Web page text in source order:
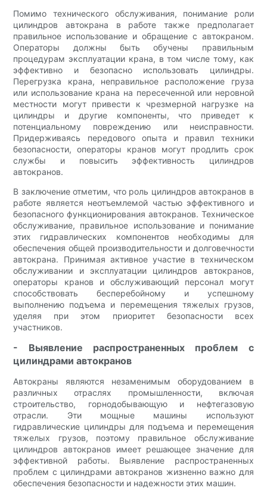
Помимо технического обслуживания, понимание роли
цилиндров автокрана в работе также предполагает
правильное использование и обращение с автокраном.
Операторы должны быть обучены правильным
процедурам эксплуатации крана, в том числе тому, как
эффективно и безопасно использовать цилиндры.
Перегрузка крана, неправильное расположение груза
или использование крана на пересеченной или неровной
местности могут привести к чрезмерной нагрузке на
цилиндры и другие компоненты, что приведет к
потенциальному повреждению или неисправности.
Придерживаясь передового опыта и правил техники
безопасности, операторы кранов могут продлить срок
службы и повысить эффективность цилиндров
автокранов.
В заключение отметим, что роль цилиндров автокранов в
работе является неотъемлемой частью эффективного и
безопасного функционирования автокранов. Техническое
обслуживание, правильное использование и понимание
этих гидравлических компонентов необходимы для
обеспечения общей производительности и долговечности
автокрана. Принимая активное участие в техническом
обслуживании и эксплуатации цилиндров автокранов,
операторы кранов и обслуживающий персонал могут
способствовать бесперебойному и успешному
выполнению подъема и перемещения тяжелых грузов,
уделяя при этом приоритет безопасности всех
участников.
- Выявление распространенных проблем с
цилиндрами автокранов
Автокраны являются незаменимым оборудованием в
различных отраслях промышленности, включая
строительство, горнодобывающую и нефтегазовую
отрасли. Эти мощные машины используют
гидравлические цилиндры для подъема и перемещения
тяжелых грузов, поэтому правильное обслуживание
цилиндров автокранов имеет решающее значение для
эффективной работы. Выявление распространенных
проблем с цилиндрами автокранов жизненно важно для
обеспечения безопасности и надежности этих машин.